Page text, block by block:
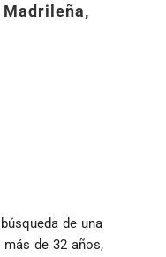
de una
de 32 años,